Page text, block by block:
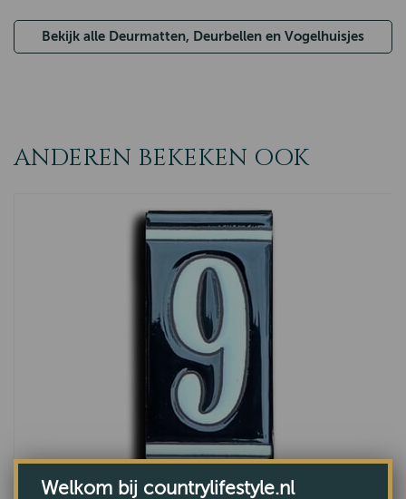
Bekijk alle Deurmatten, Deurbellen en Vogelhuisjes
ANDEREN BEKEKEN OOK
Welkom bij countrylifestyle.nl